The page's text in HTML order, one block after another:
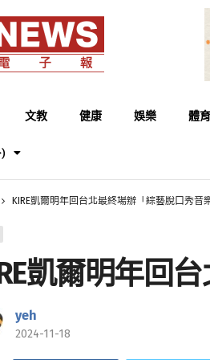
文教 健康 娛樂 體育
KIRE凱爾明年回台北最終場辦「綜藝脫口秀音
凱爾明年回
yeh
2024-11-18